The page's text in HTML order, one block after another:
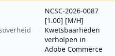
NCSC-2026-0087
[1.00] [M/H]
Kwetsbaarheden
verholpen in
Adobe Commerce